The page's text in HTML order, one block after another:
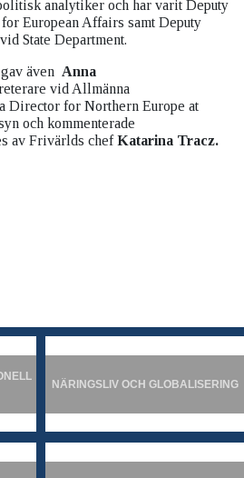
analytiker och har varit Deputy
European Affairs samt Deputy
State Department.
även Anna
vid Allmänna
Director for Northern Europe at
och kommenterade
av Frivärlds chefKatarina Tracz.
NÄRINGSLIV OCH GLOBALISERING